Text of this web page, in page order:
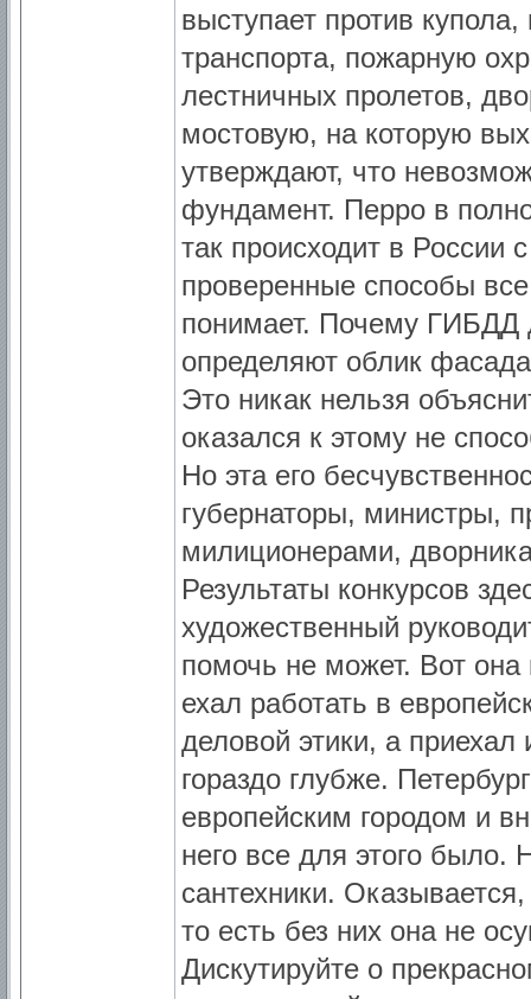
выступает против
транспорта, пожарную
лестничных пролетов,
мостовую, на которую
утверждают, что
фундамент. Перро в
так происходит в
проверенные способы
понимает. Почему ГИБДД
определяют облик
Это никак нельзя
оказался к этому не
Но эта его
губернаторы, министры,
милиционерами,
Результаты конкурсов
художественный
помочь не может. Вот она
ехал работать в
деловой этики, а
гораздо глубже.
европейским городом и
него все для этого
сантехники.
то есть без них она не
Дискутируйте о